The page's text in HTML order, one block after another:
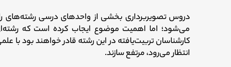
دروس تصویربرداری بخشی از واحدهای درسی رشته‌های
می‌شود؛ اما اهمیت موضوع ایجاب کرده است که
کارشناسان تربیت‌یافته در این رشته قادر خواهند بود با
انتظار می‌رود، مرتفع سازند.